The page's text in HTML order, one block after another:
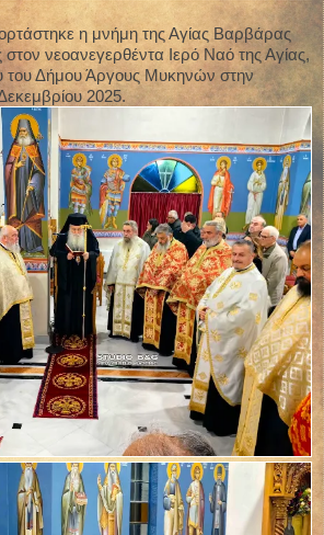
η μνήμη της Αγίας Βαρβάρας
νεοανεγερθέντα Ιερό Ναό της Αγίας,
του Δήμου Άργους Μυκηνών στην
2025.